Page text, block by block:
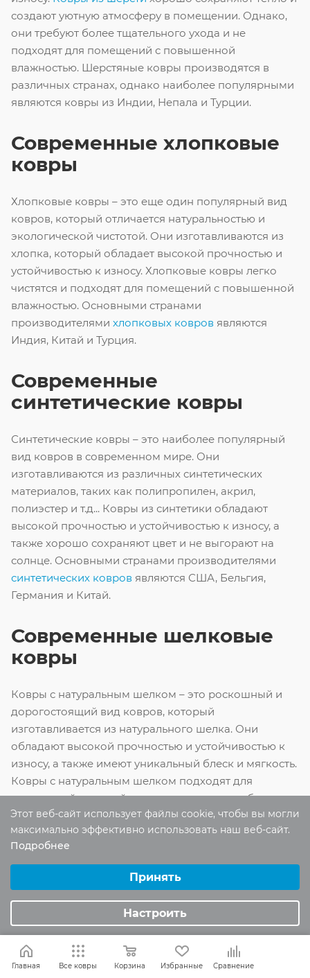
создают уютную атмосферу в помещении. Однако,
они требуют более тщательного ухода и не
подходят для помещений с повышенной
влажностью. Шерстяные ковры производятся в
различных странах, однако наиболее популярными
являются ковры из Индии, Непала и Турции.
Современные хлопковые
ковры
Хлопковые ковры – это еще один популярный вид
ковров, который отличается натуральностью и
экологической чистотой. Они изготавливаются из
хлопка, который обладает высокой прочностью и
устойчивостью к износу. Хлопковые ковры легко
чистятся и подходят для помещений с повышенной
влажностью. Основными странами
производителями хлопковых ковров являются
Индия, Китай и Турция.
Современные
синтетические ковры
Синтетические ковры – это наиболее популярный
вид ковров в современном мире. Они
изготавливаются из различных синтетических
материалов, таких как полипропилен, акрил,
полиэстер и т.д... Ковры из синтетики обладают
высокой прочностью и устойчивостью к износу, а
также хорошо сохраняют цвет и не выгорают на
солнце. Основными странами производителями
синтетических ковров являются США, Бельгия,
Германия и Китай.
Современные шелковые
ковры
Ковры с натуральным шелком – это роскошный и
дорогостоящий вид ковров, который
изготавливается из натурального шелка. Они
обладают высокой прочностью и устойчивостью к
износу, а также имеют уникальный блеск и мягкость.
Ковры с натуральным шелком подходят для
помещений с низкой проходимостью и требуют
бережного ухода. Основными странами
производителямиковров с натуральным шелком
являются Иран, Китай и Индия.
Современные ковры
ручной работы
Ручные ковры – это настоящее произведение
искусства, которое изготавливается вручную при
Главная Все ковры Корзина Избранные Сравнение
Этот веб-сайт использует файлы cookie, чтобы вы могли
максимально эффективно использовать наш веб-сайт.
Подробнее
Аналитические/Функциональные
Принять
Настроить